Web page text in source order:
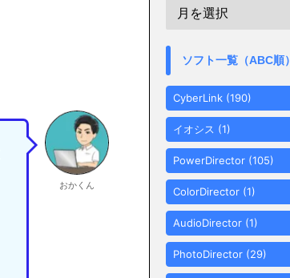
おかくん
ソフト一覧（ABC順）
CyberLink (190)
イオシス (1)
PowerDirector (105)
ColorDirector (1)
AudioDirector (1)
PhotoDirector (29)